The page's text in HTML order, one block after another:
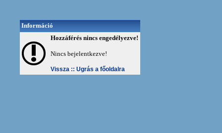
Információ
Hozzáférés nincs engedélyezve!
Nincs bejelentkezve!
Vissza :: Ugrás a főoldalra